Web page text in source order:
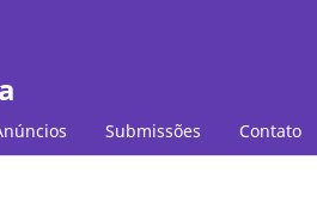
Submissões Contato